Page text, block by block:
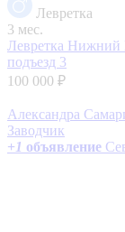
Левретка
3 мес.
Левретка Нижний
подъезд 3
100 000 ₽
Александра
Заводчик
+1 объявление